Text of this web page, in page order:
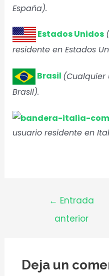
España).
Estados Unidos
residente en Estados
Brasil (Cualquier
Brasil).
usuario residente en
← Entrada
anterior
Deja un